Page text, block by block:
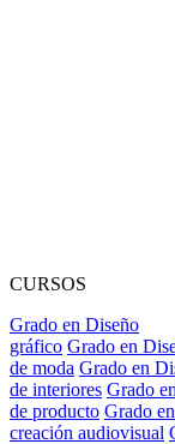
CURSOS
Grado en Diseño
gráfico Grado en
de moda Grado en
de interiores Grado
de producto Grado
creación audiovisual